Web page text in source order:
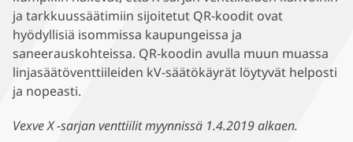
ja tarkkuussäätimiin sijoitetut QR-koodit ovat
hyödyllisiä isommissa kaupungeissa ja
saneerauskohteissa. QR-koodin avulla muun muassa
linjasäätöventtiileiden kV-säätökäyrät löytyvät helposti
ja nopeasti.
Vexve X -sarjan venttiilit myynnissä 1.4.2019 alkaen.